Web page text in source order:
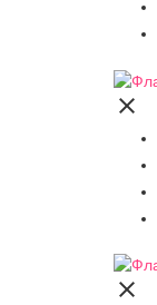

